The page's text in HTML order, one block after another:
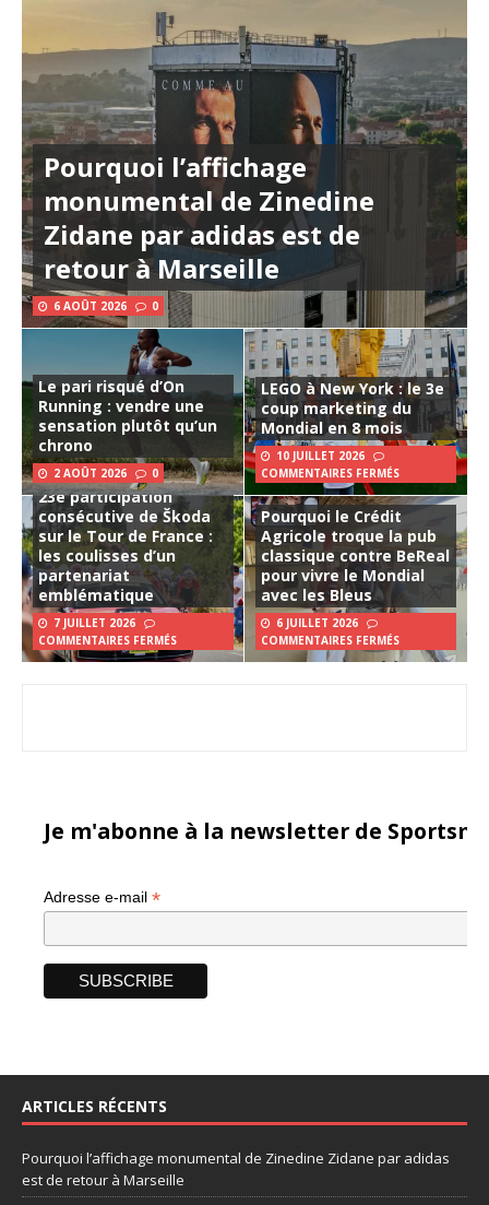
Pourquoi l’affichage
monumental de Zinedine
Zidane par adidas est de
retour à Marseille
6 AOÛT 2026 0
Le pari risqué d’On
Running : vendre une
sensation plutôt qu’un
chrono
2 AOÛT 2026 0
LEGO à New York : le 3e
coup marketing du
Mondial en 8 mois
10 JUILLET 2026
COMMENTAIRES FERMÉS
23e participation
consécutive de Škoda
sur le Tour de France :
les coulisses d’un
partenariat
emblématique
7 JUILLET 2026
COMMENTAIRES FERMÉS
Pourquoi le Crédit
Agricole troque la pub
classique contre BeReal
pour vivre le Mondial
avec les Bleus
6 JUILLET 2026
COMMENTAIRES FERMÉS
Je m'abonne à la newsletter de
Adresse e-mail *
ARTICLES RÉCENTS
Pourquoi l’affichage monumental de Zinedine Zidane par adidas
est de retour à Marseille